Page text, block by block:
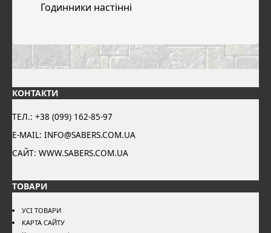
Годинники настінні
КОНТАКТИ
ТЕЛ.: +38 (099) 162-85-97
E-MAIL: INFO@SABERS.COM.UA
САЙТ: WWW.SABERS.COM.UA
ТОВАРИ
УСІ ТОВАРИ
КАРТА САЙТУ